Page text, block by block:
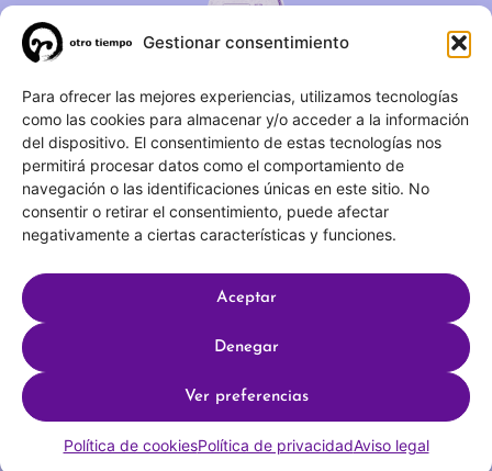
Gestionar consentimiento
Para ofrecer las mejores experiencias, utilizamos tecnologías
como las cookies para almacenar y/o acceder a la información
del dispositivo. El consentimiento de estas tecnologías nos
permitirá procesar datos como el comportamiento de
navegación o las identificaciones únicas en este sitio. No
consentir o retirar el consentimiento, puede afectar
negativamente a ciertas características y funciones.
Aceptar
Denegar
Ver preferencias
Política de cookiesPolítica de privacidadAviso legal
C/ Duque de Fernán Núñez,
2 – 1ºA 28012 – Madrid
(+34) 623 183 283
info@otrotiempo.org
Hecho con por SocialCo © 2025 Otro Tiempo
Política de privacidad
Política de cookies